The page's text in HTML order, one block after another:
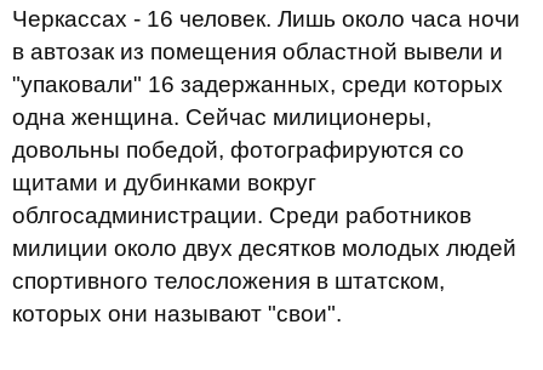
Черкассах - 16 человек. Лишь около часа ночи
в автозак из помещения областной вывели и
"упаковали" 16 задержанных, среди которых
одна женщина. Сейчас милиционеры,
довольны победой, фотографируются со
щитами и дубинками вокруг
облгосадминистрации. Среди работников
милиции около двух десятков молодых людей
спортивного телосложения в штатском,
которых они называют "свои".